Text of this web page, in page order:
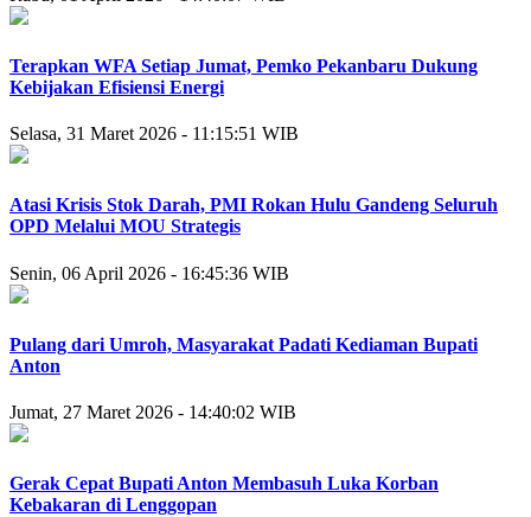
Terapkan WFA Setiap Jumat, Pemko Pekanbaru Dukung
Kebijakan Efisiensi Energi
Selasa, 31 Maret 2026 - 11:15:51 WIB
Atasi Krisis Stok Darah, PMI Rokan Hulu Gandeng Seluruh
OPD Melalui MOU Strategis
Senin, 06 April 2026 - 16:45:36 WIB
Pulang dari Umroh, Masyarakat Padati Kediaman Bupati
Anton
Jumat, 27 Maret 2026 - 14:40:02 WIB
Gerak Cepat Bupati Anton Membasuh Luka Korban
Kebakaran di Lenggopan